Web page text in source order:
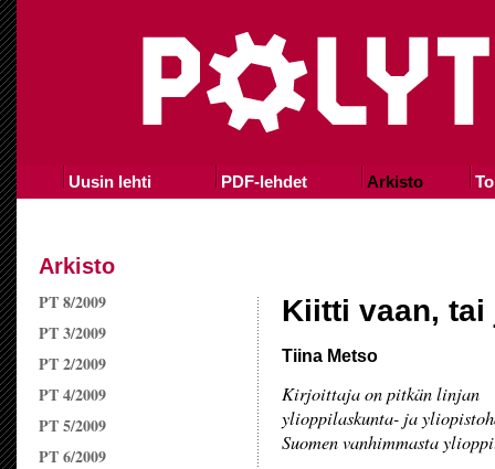
Uusin lehti PDF-lehdet Arkisto
Arkisto
PT 8/2009
PT 3/2009
PT 2/2009
PT 4/2009
PT 5/2009
PT 6/2009
Kiitti vaan, tai
Tiina Metso
Kirjoittaja on pitkän linjan
ylioppilaskunta- ja
Suomen vanhimmasta